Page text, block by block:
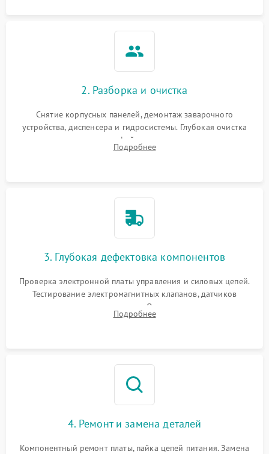
2. Разборка и очистка
Снятие корпусных панелей, демонтаж заварочного
устройства, диспенсера и гидросистемы. Глубокая очистка
внутренних узлов от кофейных масел, жмыха и накипи.
Промывка дренажных каналов и фильтров с использованием
Подробнее
3. Глубокая дефектовка компонентов
Проверка электронной платы управления и силовых цепей.
Тестирование электромагнитных клапанов, датчиков
температуры и расходомера. Оценка степени износа
жерновов кофемолки, уплотнительных колец гидросистемы
Подробнее
4. Ремонт и замена деталей
Компонентный ремонт платы, пайка цепей питания. Замена